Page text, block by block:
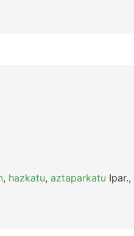
, hazkatu, aztaparkatu Ipar.,